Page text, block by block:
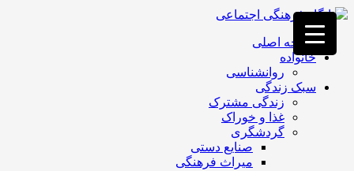
فصد
خون
غرب
تهران
خشکشویی
تصفیه
صفحه اصلی
خانواده
روانشناسی
سبک زندگی
زندگی مشترک
غذا و خوراک
گردشگری
صنایع دستی
میراث فرهنگی